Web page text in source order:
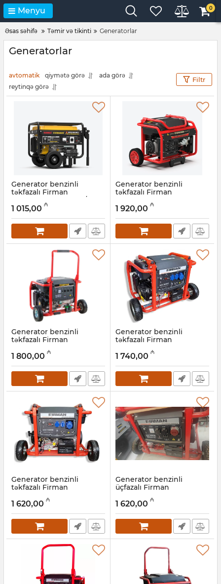
Menyu 0
Əsas səhifə Təmir və tikinti Generatorlar
Generatorlar
avtomatik qiymətə görə
ada görə
reytinqə görə
Filtr
Generator benzinli
təkfazalı Firman
SPG3000E2 ATS 12 V / 8.3
A
Artikul: 022001052
1 015,00 ₼
Generator benzinli
təkfazalı Firman
Artikul: 022001051
1 920,00 ₼
Generator benzinli
təkfazalı Firman
Artikul: 022001050
1 800,00 ₼
Generator benzinli
təkfazalı Firman
Artikul: 022001049
1 740,00 ₼
Generator benzinli
təkfazalı Firman
Artikul: 022001048
1 620,00 ₼
Generator benzinli
üçfazalı Firman
Artikul: 022001047
1 620,00 ₼